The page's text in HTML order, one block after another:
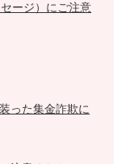
ージ）にご注意
った集金詐欺に